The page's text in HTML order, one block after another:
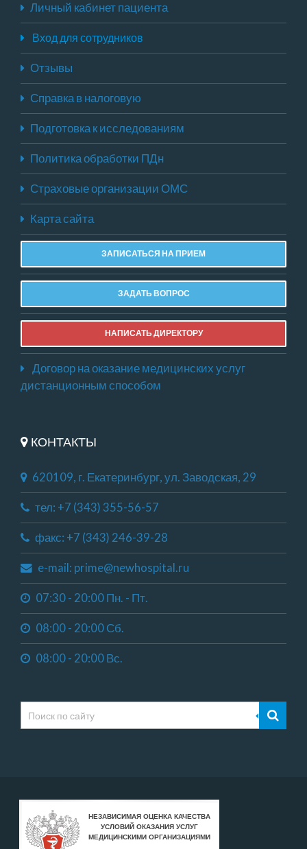
Личный кабинет пациента
Вход для сотрудников
Отзывы
Справка в налоговую
Подготовка к исследованиям
Политика обработки ПДн
Страховые организации ОМС
Карта сайта
ЗАПИСАТЬСЯ НА ПРИЕМ
ЗАДАТЬ ВОПРОС
НАПИСАТЬ ДИРЕКТОРУ
Договор на оказание медицинских услуг
дистанционным способом
КОНТАКТЫ
620109, г. Екатеринбург, ул. Заводская, 29
тел: +7 (343) 355-56-57
факс: +7 (343) 246-39-28
e-mail: prime@newhospital.ru
07:30 - 20:00 Пн. - Пт.
08:00 - 20:00 Сб.
08:00 - 20:00 Вс.